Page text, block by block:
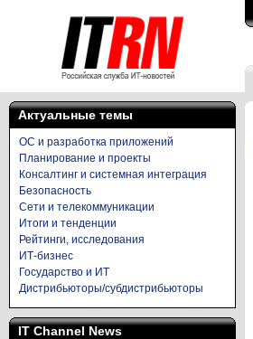
Актуальные темы
ОС и разработка приложений
Планирование и проекты
Консалтинг и системная интеграция
Безопасность
Сети и телекоммуникации
Итоги и тенденции
Рейтинги, исследования
ИТ-бизнес
Государство и ИТ
Дистрибьюторы/субдистрибьюторы
IT Channel News